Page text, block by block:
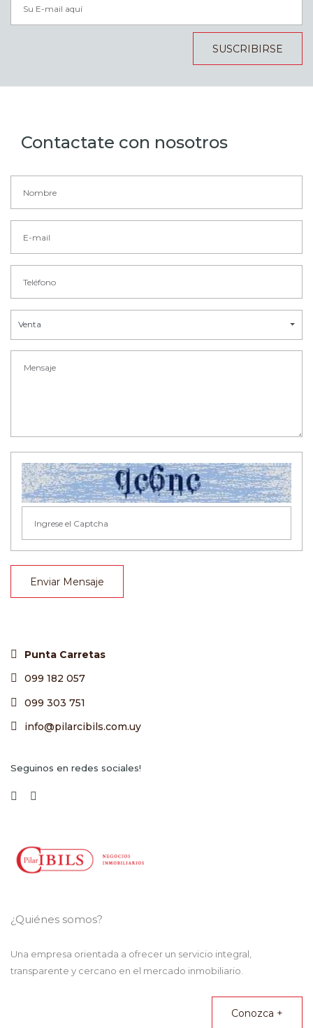
SUSCRIBIRSE
Contactate con nosotros
Venta
Enviar Mensaje
Punta Carretas
099 182 057
099 303 751
info@pilarcibils.com.uy
Seguinos en redes sociales!
¿Quiénes somos?
Una empresa orientada a ofrecer un servicio integral,
transparente y cercano en el mercado inmobiliario.
Conozca +